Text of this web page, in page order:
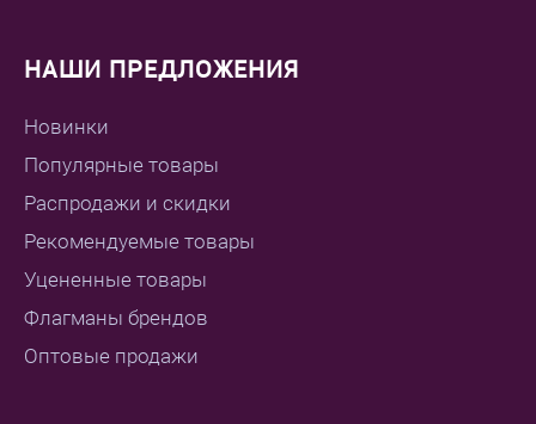
НАШИ ПРЕДЛОЖЕНИЯ
Новинки
Популярные товары
Распродажи и скидки
Рекомендуемые товары
Уцененные товары
Флагманы брендов
Оптовые продажи